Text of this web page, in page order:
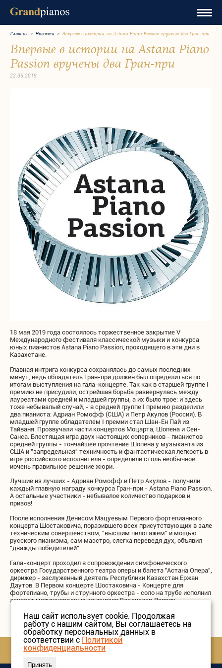
Главная > Новости > Впервые в истории на Astana Piano Passion вручены два Гран-при
Впервые в истории на Astana Piano
Passion вручены два Гран-при
22.05.2019
18 мая 2019 года состоялось торжественное закрытие V
Международного фестиваля классической музыки и конкурса
юных пианистов Astana Piano Passion, проходящего в эти дни в
Казахстане.
Главная интрига конкурса сохранялась до самых последних
минут, ведь обладатель Гран-при должен был определиться по
итогам выступления на гала-концерте. Так как в старшей группе I
премию не присудили, острейшая борьба развернулась между
лауреатами средней и младшей группы, а их было трое: и здесь
тоже небывалый случай, - в средней группе I премию разделили
два пианиста: Адриан Ромофф (США) и Петр Акулов (Россия). В
младшей группе обладателем I премии стал Шан-Ен Пай из
Тайваня. Прозвучали части концертов Моцарта, Шопена и Сен-
Санса. Блестящая игра двух настоящих соперников - пианистов
средней группы - тончайшее прочтение Шопена у музыканта из
США и "запредельная" техничность и фантастическая легкость в
игре российского исполнителя - определили столь необычное
иочень правильное решение жюри.
Лучшие из лучших - Адриан Ромофф и Петр Акулов - получили
каждый главную награду конкурса Гран-при - Astana Piano Passion.
А остальные участники - небывалое количество подарков и
призов!
После исполнения Денисом Мацуевым Первого фортепианного
концерта Шостаковича, поразившего всех присутствующих в зале
техническим совершенством, "высшим пилотажем" и мощью
русского пианизма, сам маэстро, слегка переведя дух, объявил
"дважды победителей".
Гала-концерт проходил в сопровождении симфонического
оркестра Государственного театра оперы и балета "Астана Опера",
дирижер - заслуженный деятель Республики Казахстан Ержан
Даутов. В Первом концерте Шостаковича - Концерте для
фортепиано, трубы и струнного оркестра - соло на трубе исполнил
лауреат международных конкурсов Владислав Лаврик.
Наш сайт использует cookie. Продолжая
работу с нашим сайтом, Вы соглашаетесь на
обработку персональных данных в
соответствии с Политикой
конфиденциальности
Принять